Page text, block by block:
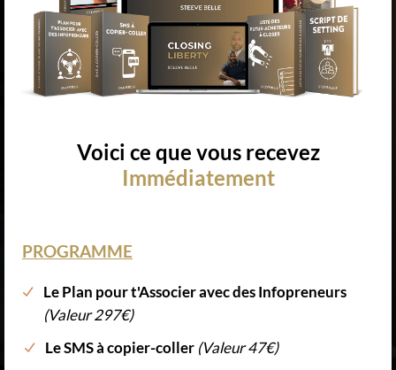
Voici ce que vous recevez
Immédiatement
PROGRAMME
Le Plan pour t'Associer avec des Infopreneurs
(Valeur 297€)
Le SMS à copier-coller (Valeur 47€)